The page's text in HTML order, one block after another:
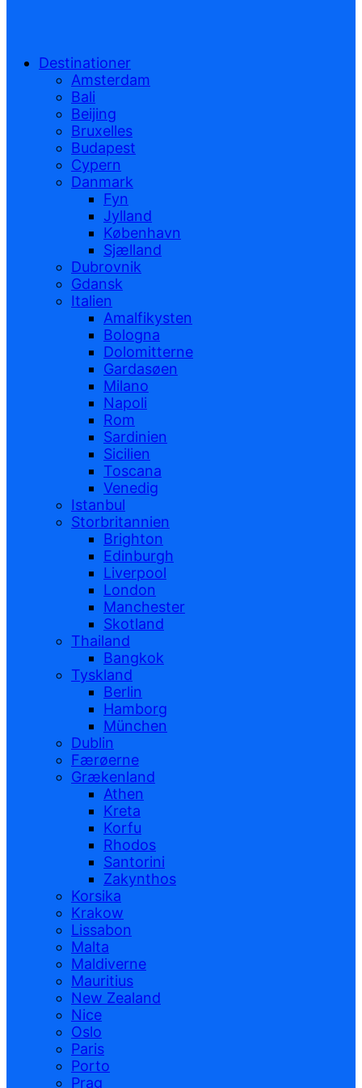
Destinationer
Amsterdam
Bali
Beijing
Bruxelles
Budapest
Cypern
Danmark
Fyn
Jylland
København
Sjælland
Dubrovnik
Gdansk
Italien
Amalfikysten
Bologna
Dolomitterne
Gardasøen
Milano
Napoli
Rom
Sardinien
Sicilien
Toscana
Venedig
Istanbul
Storbritannien
Brighton
Edinburgh
Liverpool
London
Manchester
Skotland
Thailand
Bangkok
Tyskland
Berlin
Hamborg
München
Dublin
Færøerne
Grækenland
Athen
Kreta
Korfu
Rhodos
Santorini
Zakynthos
Korsika
Krakow
Lissabon
Malta
Maldiverne
Mauritius
New Zealand
Nice
Oslo
Paris
Porto
Prag